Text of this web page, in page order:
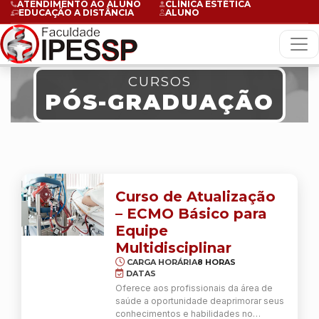
ATENDIMENTO AO ALUNO
CLÍNICA ESTÉTICA
EDUCAÇÃO A DISTÂNCIA
ALUNO
CURSOS
PÓS-GRADUAÇÃO
Curso de Atualização
– ECMO Básico para
Equipe
Multidisciplinar
CARGA HORÁRIA8 HORAS
DATAS
Oferece aos profissionais da área de
saúde a oportunidade deaprimorar seus
conhecimentos e habilidades no